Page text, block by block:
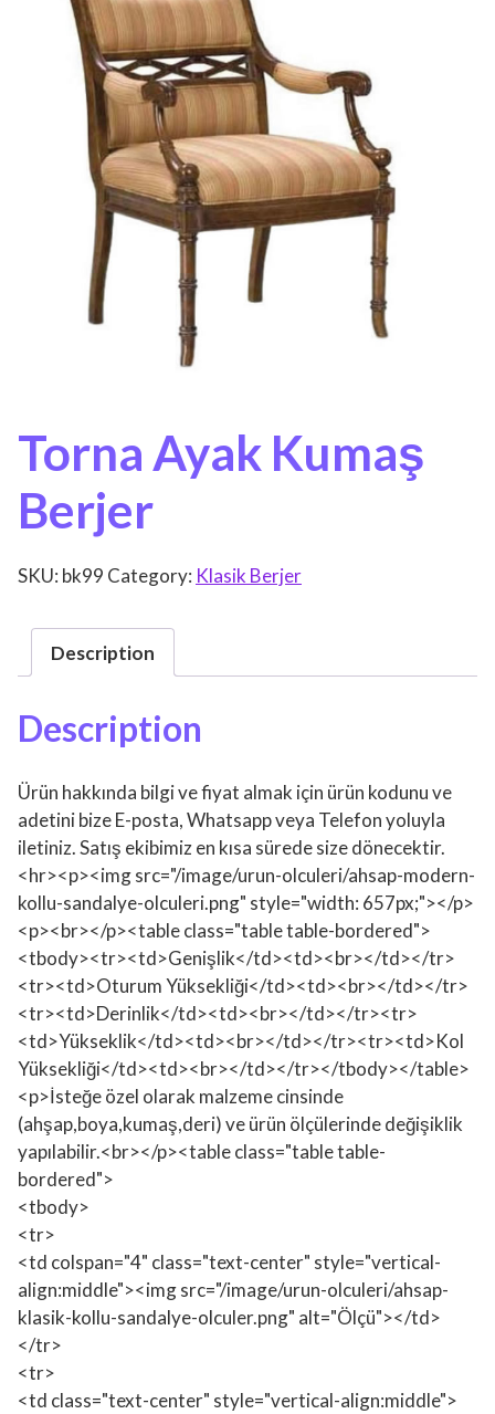
Torna Ayak Kumaş
Berjer
SKU: bk99 Category: Klasik Berjer
Description
Description
Ürün hakkında bilgi ve fiyat almak için ürün kodunu ve
adetini bize E-posta, Whatsapp veya Telefon yoluyla
iletiniz. Satış ekibimiz en kısa sürede size dönecektir.
<hr><p><img src="/image/urun-olculeri/ahsap-modern-
kollu-sandalye-olculeri.png" style="width: 657px;"></p>
<p><br></p><table class="table table-bordered">
<tbody><tr><td>Genişlik</td><td><br></td></tr>
<tr><td>Oturum Yüksekliği</td><td><br></td></tr>
<tr><td>Derinlik</td><td><br></td></tr><tr>
<td>Yükseklik</td><td><br></td></tr><tr><td>Kol
Yüksekliği</td><td><br></td></tr></tbody></table>
<p>İsteğe özel olarak malzeme cinsinde
(ahşap,boya,kumaş,deri) ve ürün ölçülerinde değişiklik
yapılabilir.<br></p><table class="table table-
bordered">
<tbody>
<tr>
<td colspan="4" class="text-center" style="vertical-
align:middle"><img src="/image/urun-olculeri/ahsap-
klasik-kollu-sandalye-olculer.png" alt="Ölçü"></td>
</tr>
<tr>
<td class="text-center" style="vertical-align:middle">